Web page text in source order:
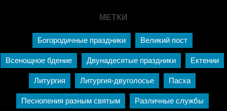
МЕТКИ
Богородичные праздники Великий пост
Всенощное бдение Двунадесятые праздники Ектении
Литургия Литургия-двуголосье Пасха
Песнопения разным святым Различные службы